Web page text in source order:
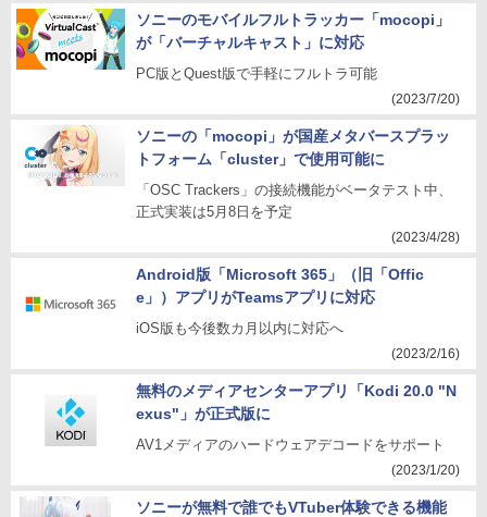
ソニーのモバイルフルトラッカー「mocopi」
が「バーチャルキャスト」に対応
PC版とQuest版で手軽にフルトラ可能
(2023/7/20)
ソニーの「mocopi」が国産メタバースプラッ
トフォーム「cluster」で使用可能に
「OSC Trackers」の接続機能がベータテスト中、
正式実装は5月8日を予定
(2023/4/28)
Android版「Microsoft 365」（旧「Offic
e」）アプリがTeamsアプリに対応
iOS版も今後数カ月以内に対応へ
(2023/2/16)
無料のメディアセンターアプリ「Kodi 20.0 "N
exus"」が正式版に
AV1メディアのハードウェアデコードをサポート
(2023/1/20)
ソニーが無料で誰でもVTuber体験できる機能